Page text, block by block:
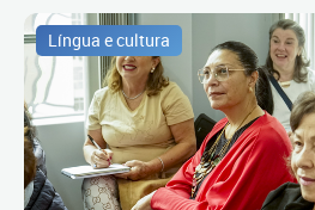
Língua e cultura